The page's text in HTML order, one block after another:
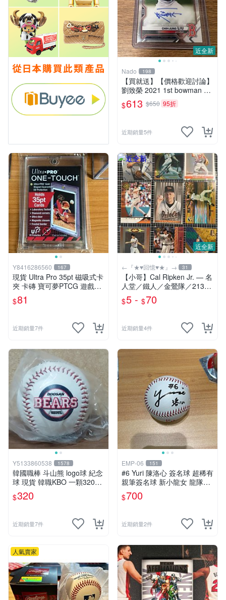
近全新
Nado 198
【買就送】【價格歡迎討論】
劉致榮 2021 1st bowman ch
rome auto 簽名 買就送 任選
鄭宗哲/林振瑋/張育成/林昱
$613 $650 95折
近期銷量5件
Y8416286560 167
現貨 Ultra Pro 35pt 磁吸式卡
夾 卡磚 寶可夢PTCG 遊戲王
中華職棒球員卡 簽名球 MLB
NBA
$81
近期銷量7件
近全新
←『★♥回憶♥★』→ 31
【小哥】Cal Ripken Jr. — 名
人堂／鐵人／金鶯隊／2131
連續出賽/2632/MLB
$5 - $70
近期銷量4件
Y5133860538 1578
韓國職棒 斗山熊 logo球 紀念
球 現貨 韓職KBO 一顆320元
多顆優惠
$320
近期銷量7件
EMP-06 151
#6 Yuri 陳洛心 簽名球 超稀有
親筆簽名球 新小龍女 龍隊Lo
go隊徽球 味全龍 小龍女 隊友
啦啦隊 中華職棒 CPBL 中華
$700
近期銷量2件
人氣賣家